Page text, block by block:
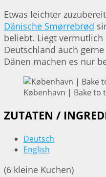
Etwas leichter
Dänische Smørrebrød
beliebt. Liegt vermutlich
Deutschland auch
Dänen machen es nur
København | Bake to
ZUTATEN /
Deutsch
English
(6 kleine Kuchen)